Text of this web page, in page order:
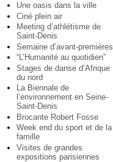
Une oasis dans la ville
Ciné plein air
Meeting d’athlétisme de
Saint-Denis
Semaine d’avant-premières
“L’Humanité au quotidien”
Stages de danse d’Afrique
du nord
La Biennale de
l’environnement en Seine-
Saint-Denis
Brocante Robert Fosse
Week end du sport et de la
famille
Visites de grandes
expositions parisiennes